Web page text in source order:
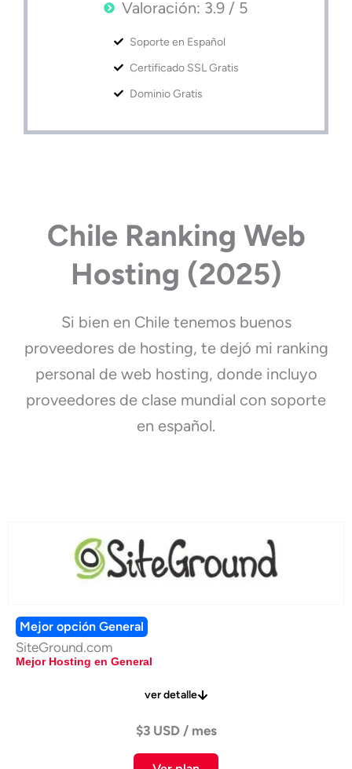
Valoración: 3.9 / 5
Soporte en Español
Certificado SSL Gratis
Dominio Gratis
Chile Ranking Web
Hosting (2025)
Si bien en Chile tenemos buenos
proveedores de hosting, te dejó mi ranking
personal de web hosting, donde incluyo
proveedores de clase mundial con soporte
en español.
SiteGround.com
Mejor Hosting en General
Mejor opción General
ver detalle
$3 USD / mes